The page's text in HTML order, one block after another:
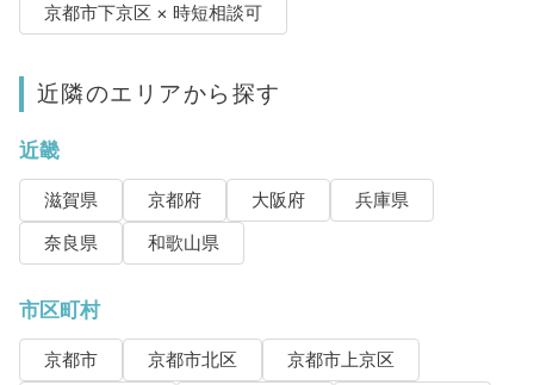
京都市下京区 × 時短相談可
近隣のエリアから探す
近畿
滋賀県 京都府 大阪府
兵庫県
奈良県
和歌山県
市区町村
京都市 京都市北区
京都市上京区